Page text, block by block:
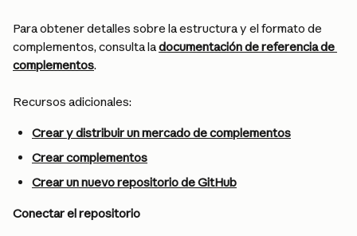
Para obtener detalles sobre la estructura y el formato de
complementos, consulta la documentación de referencia de
complementos.
Recursos adicionales:
Crear y distribuir un mercado de complementos
Crear complementos
Crear un nuevo repositorio de GitHub
Conectar el repositorio